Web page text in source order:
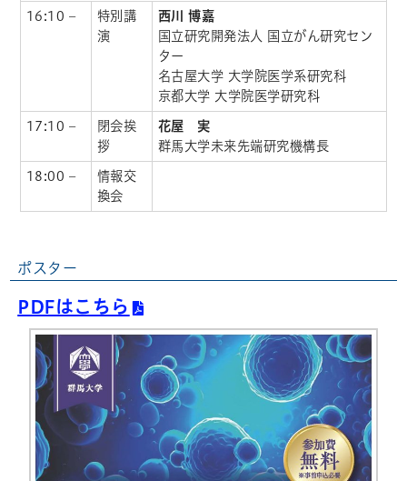
16:10 –
特別講
演
西川 博嘉
国立研究開発法人 国立がん研究セン
ター
名古屋大学 大学院医学系研究科
京都大学 大学院医学研究科
17:10 –
閉会挨
拶
花屋 実
群馬大学未来先端研究機構長
18:00 –
情報交
換会
ポスター
PDFはこちら